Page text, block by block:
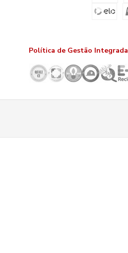
Política de Gestão Integrada